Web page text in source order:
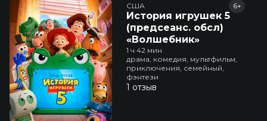
США
История игрушек 5
(предсеанс. обсл)
«Волшебник»
6+
1 ч 42 мин
драма, комедия, мультфильм,
приключения, семейный,
фэнтези
1 отзыв